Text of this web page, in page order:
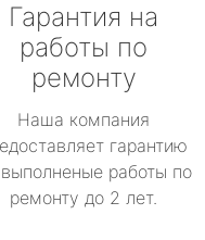
Гарантия на
работы по
ремонту
Наша компания
гарантию
работы по
ремонту до 2 лет.